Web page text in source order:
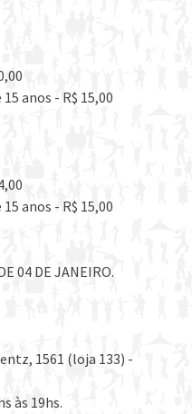
anos - R$ 15,00
anos - R$ 15,00
04 DE JANEIRO.
1561 (loja 133) -
às 19hs.